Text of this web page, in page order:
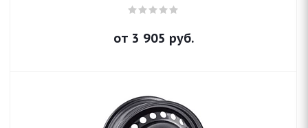
от 3 905 руб.